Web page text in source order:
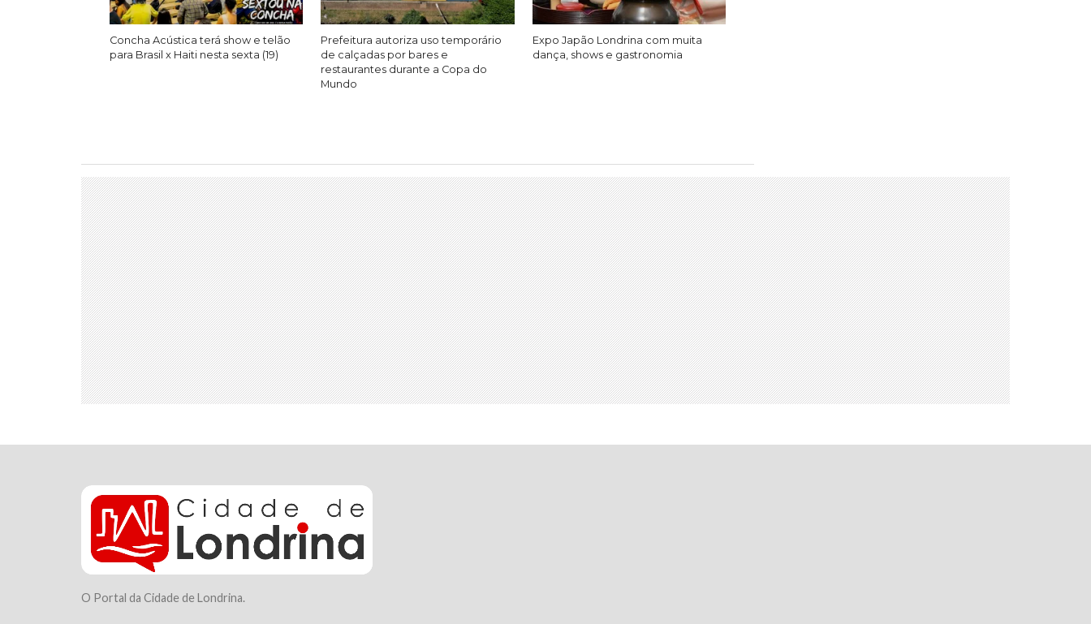
Concha Acústica terá show e telão
para Brasil x Haiti nesta sexta (19)
Prefeitura autoriza uso temporário
de calçadas por bares e
restaurantes durante a Copa do
Mundo
Expo Japão Londrina com muita
dança, shows e gastronomia
O Portal da Cidade de Londrina.